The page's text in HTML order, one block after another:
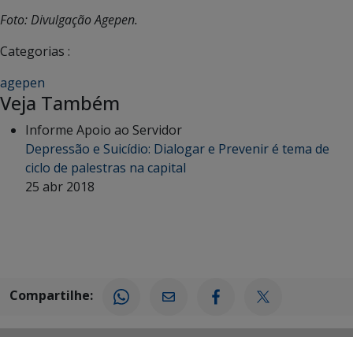
Foto: Divulgação Agepen.
Categorias :
agepen
Veja Também
Informe Apoio ao Servidor
Depressão e Suicídio: Dialogar e Prevenir é tema de
ciclo de palestras na capital
25 abr 2018
Compartilhe: